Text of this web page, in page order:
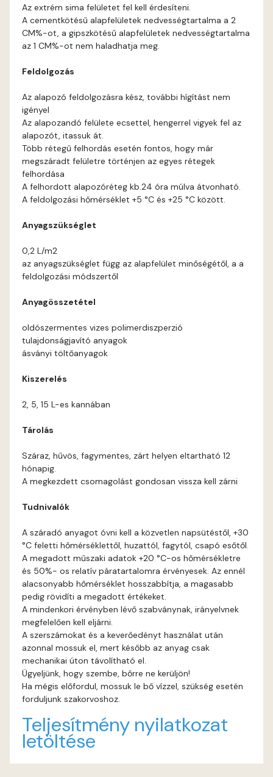
Brick E
Caramel E
Citrus C
Citrus D
Citrus E
Fir E
Graphit E
Grass-green E
Heide C
Heide D
Indian-yellow E
Lilac D
Az extrém sima felületet fel kell érdesíteni.
A cementkötésű alapfelületek nedvességtartalma a 2
CM%-ot, a gipszkötésű alapfelületek nedvességtartalma
az 1 CM%-ot nem haladhatja meg.
Feldolgozás
Az alapozó feldolgozásra kész, további hígítást nem
igényel
Az alapozandó felülete ecsettel, hengerrel vigyek fel az
alapozót, itassuk át.
Több rétegű felhordás esetén fontos, hogy már
megszáradt felületre történjen az egyes rétegek
felhordása
A felhordott alapozóréteg kb.24 óra múlva átvonható.
A feldolgozási hőmérséklet +5 °C és +25 °C között.
Anyagszükséglet
0,2 L/m2
az anyagszükséglet függ az alapfelület minőségétől, a a
feldolgozási módszertől
Anyagösszetétel
oldószermentes vizes polimerdiszperzió
tulajdonságjavító anyagok
ásványi töltőanyagok
Kiszerelés
2, 5, 15 L-es kannában
Tárolás
Száraz, hűvös, fagymentes, zárt helyen eltartható 12
hónapig.
A megkezdett csomagolást gondosan vissza kell zárni
Tudnivalók
A száradó anyagot óvni kell a közvetlen napsütéstől, +30
°C feletti hőmérséklettől, huzattól, fagytól, csapó esőtől.
A megadott műszaki adatok +20 °C-os hőmérsékletre
és 50%- os relatív páratartalomra érvényesek. Az ennél
alacsonyabb hőmérséklet hosszabbítja, a magasabb
pedig rövidíti a megadott értékeket.
A mindenkori érvényben lévő szabványnak, irányelvnek
megfelelően kell eljárni.
A szerszámokat és a keverőedényt használat után
azonnal mossuk el, mert később az anyag csak
mechanikai úton távolítható el.
Ügyeljünk, hogy szembe, bőrre ne kerüljön!
Ha mégis előfordul, mossuk le bő vízzel, szükség esetén
forduljunk szakorvoshoz.
Teljesítmény nyilatkozat
letöltése